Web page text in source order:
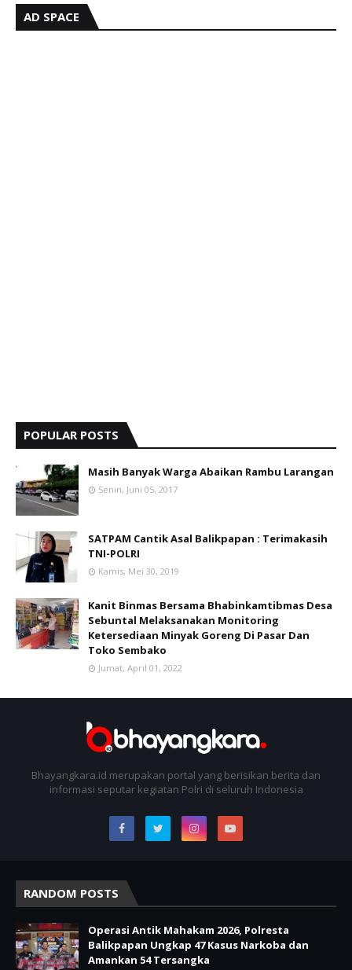
AD SPACE
POPULAR POSTS
Masih Banyak Warga Abaikan Rambu Larangan
Senin, Juni 05, 2017
SATPAM Cantik Asal Balikpapan : Terimakasih
TNI-POLRI
Kamis, Mei 30, 2019
Kanit Binmas Bersama Bhabinkamtibmas Desa
Sebuntal Melaksanakan Monitoring
Ketersediaan Minyak Goreng Di Pasar Dan
Toko Sembako
Jumat, April 01, 2022
Bhayangkara.id merupakan portal yang berisikan berita dan
informasi seputar kegiatan Polri di seluruh Indonesia
RANDOM POSTS
Operasi Antik Mahakam 2026, Polresta
Balikpapan Ungkap 47 Kasus Narkoba dan
Amankan 54 Tersangka